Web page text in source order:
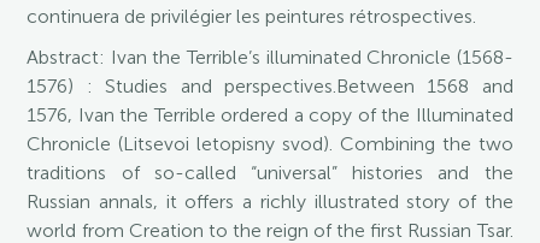
continuera de privilégier les peintures rétrospectives.
Abstract: Ivan the Terrible’s illuminated Chronicle (1568-
1576) : Studies and perspectives.Between 1568 and
1576, Ivan the Terrible ordered a copy of the Illuminated
Chronicle (Litsevoi letopisny svod). Combining the two
traditions of so-called “universal” histories and the
Russian annals, it offers a richly illustrated story of the
world from Creation to the reign of the first Russian Tsar.